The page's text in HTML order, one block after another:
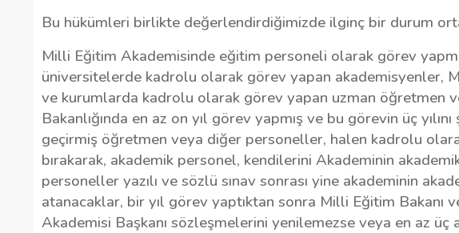
Bu hükümleri birlikte değerlendirdiğimizde ilginç bir durum
Milli Eğitim Akademisinde eğitim personeli olarak görev
üniversitelerde kadrolu olarak görev yapan akademisyenler,
ve kurumlarda kadrolu olarak görev yapan uzman öğretmen
Bakanlığında en az on yıl görev yapmış ve bu görevin üç
geçirmiş öğretmen veya diğer personeller, halen kadrolu
bırakarak, akademik personel, kendilerini Akademinin
personeller yazılı ve sözlü sınav sonrası yine akademinin
atanacaklar, bir yıl görev yaptıktan sonra Milli Eğitim Bakanı
Akademisi Başkanı sözleşmelerini yenilemezse veya en az üç